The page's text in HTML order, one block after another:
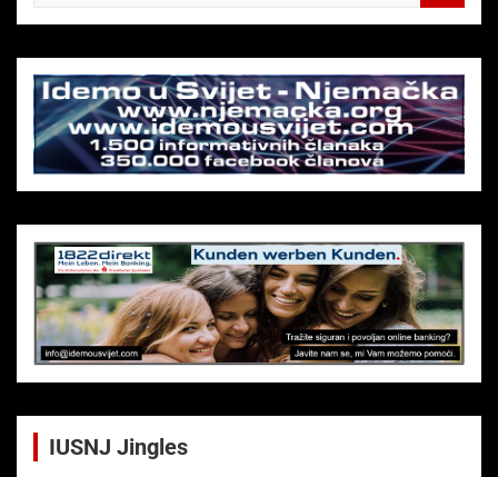
c
h
IUSNJ Jingles